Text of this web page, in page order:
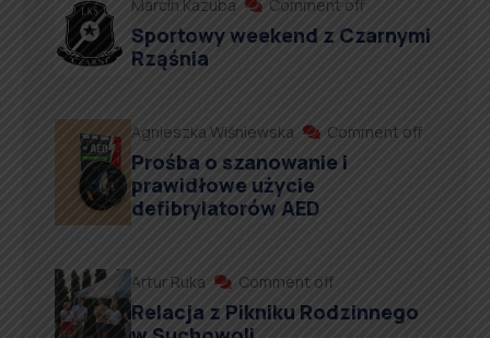
Marcin Kazuba Comment off
Sportowy weekend z Czarnymi
Rząśnia
Agnieszka Wiśniewska Comment off
Prośba o szanowanie i
prawidłowe użycie
defibrylatorów AED
Artur Ruka Comment off
Relacja z Pikniku Rodzinnego